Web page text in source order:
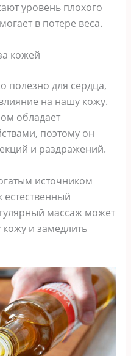
уровень плохого
в потере веса.
кожей
полезно для сердца,
на нашу кожу.
обладает
поэтому он
и раздражений.
источником
естественный
массаж может
кожу и замедлить